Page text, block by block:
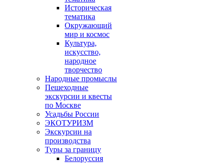
Историческая
тематика
Окружающий
мир и космос
Культура,
искусство,
народное
творчество
Народные промыслы
Пешеходные
экскурсии и квесты
по Москве
Усадьбы России
ЭКОТУРИЗМ
Экскурсии на
производства
Туры за границу
Белоруссия